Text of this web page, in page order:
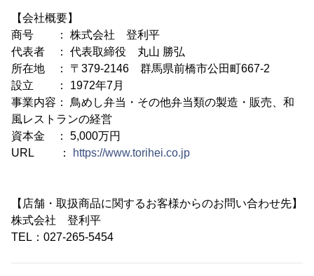
【会社概要】
商号 ： 株式会社 登利平
代表者 ： 代表取締役 丸山 勝弘
所在地 ： 〒379-2146 群馬県前橋市公田町667-2
設立 ： 1972年7月
事業内容： 鳥めし弁当・その他弁当類の製造・販売、和
風レストランの経営
資本金 ： 5,000万円
URL ：
https://www.torihei.co.jp
【店舗・取扱商品に関するお客様からのお問い合わせ先】
株式会社 登利平
TEL：027-265-5454